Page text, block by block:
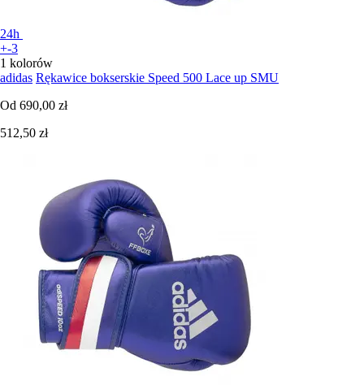
24h
+-3
1 kolorów
adidas Rękawice bokserskie Speed 500 Lace up SMU
Od 690,00 zł
512,50 zł